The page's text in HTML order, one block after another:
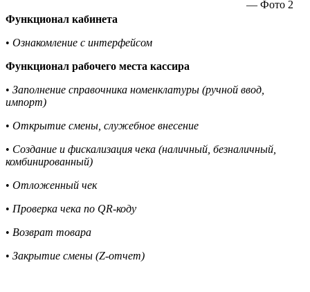
Функционал кабинета
• Ознакомление с интерфейсом
Функционал рабочего места кассира
• Заполнение справочника номенклатуры (ручной ввод,
импорт)
• Открытие смены, служебное внесение
• Создание и фискализация чека (наличный, безналичный,
комбинированный)
• Отложенный чек
• Проверка чека по QR-коду
• Возврат товара
• Закрытие смены (Z-отчет)